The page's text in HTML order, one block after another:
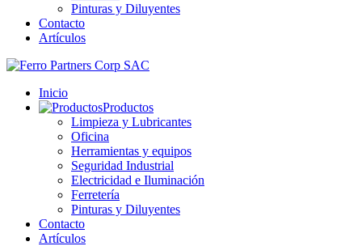
Pinturas y Diluyentes
Contacto
Artículos
Inicio
Productos
Limpieza y Lubricantes
Oficina
Herramientas y equipos
Seguridad Industrial
Electricidad e Iluminación
Ferretería
Pinturas y Diluyentes
Contacto
Artículos